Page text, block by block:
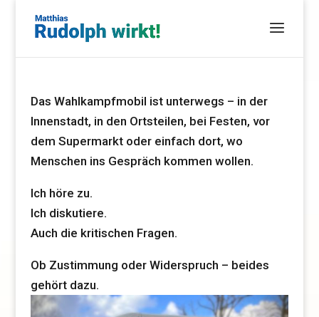
Das Wahlkampfmobil ist unterwegs – in der
Innenstadt, in den Ortsteilen, bei Festen, vor
dem Supermarkt oder einfach dort, wo
Menschen ins Gespräch kommen wollen.
Ich höre zu.
Ich diskutiere.
Auch die kritischen Fragen.
Ob Zustimmung oder Widerspruch – beides
gehört dazu.